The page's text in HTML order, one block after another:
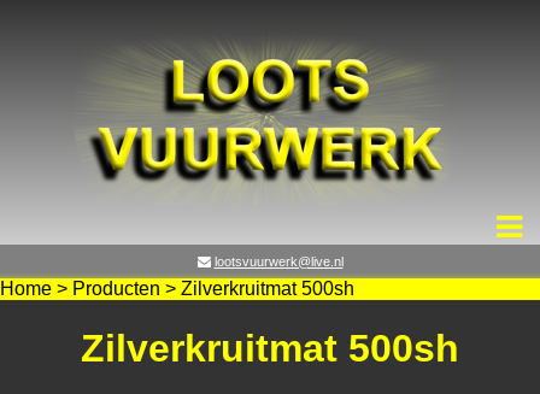
lootsvuurwerk@live.nl
Home > Producten > Zilverkruitmat 500sh
Zilverkruitmat 500sh